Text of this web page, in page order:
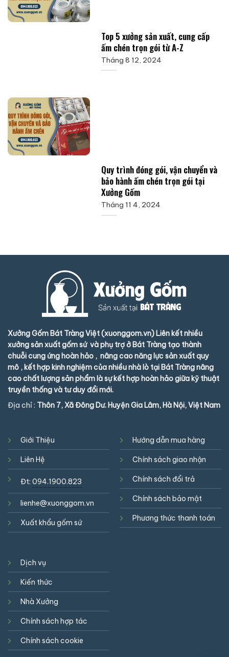
Top 5 xưởng sản xuất, cung cấp
ấm chén trọn gói từ A-Z
Tháng 8 12, 2024
Quy trình đóng gói, vận chuyển và
bảo hành ấm chén trọn gói tại
Xưởng Gốm
Tháng 11 4, 2024
Xưởng Gốm Bát Tràng Việt (xuonggom.vn) Liên kết nhiều
xưởng sản xuất gốm sứ và phụ trợ ở Bát Tràng tạo thành
chuỗi cung ứng hoàn hảo , nâng cao năng lực sản xuất quy
mô , kết hợp kinh nghiệm của nhiều nhà lò tại Bát Tràng nâng
cao chất lượng sản phẩm là sự kết hợp hoàn hảo giữa kỹ thuật
truyền thống và tư duy đổi mới.
Địa chỉ : Thôn 7, Xã Đông Dư. Huyện Gia Lâm, Hà Nội, Việt Nam
Giới Thiệu
Liên Hệ
Đt: 094.1900.823
lienhe@xuonggom.vn
Xuất khẩu gốm sứ
Hướng dẫn mua hàng
Chính sách giao nhận
Chính sách đổi trả
Chính sách bảo mật
Phương thức thanh toán
Dịch vụ
Kiến thức
Nhà Xưởng
Chính sách hợp tác
Chính sách cookie